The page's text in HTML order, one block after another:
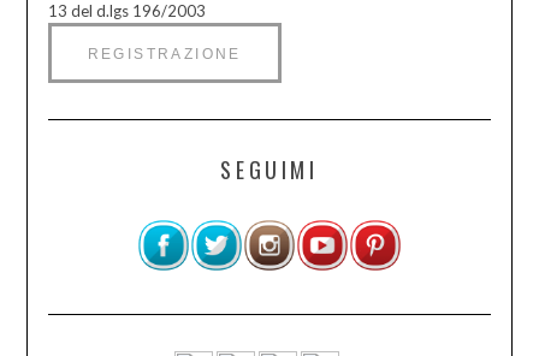
13 del d.lgs 196/2003
SEGUIMI